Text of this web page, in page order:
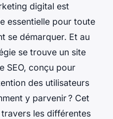
digital est
essentielle pour toute
se démarquer. Et au
se trouve un site
SEO, conçu pour
des utilisateurs
y parvenir ? Cet
les différentes